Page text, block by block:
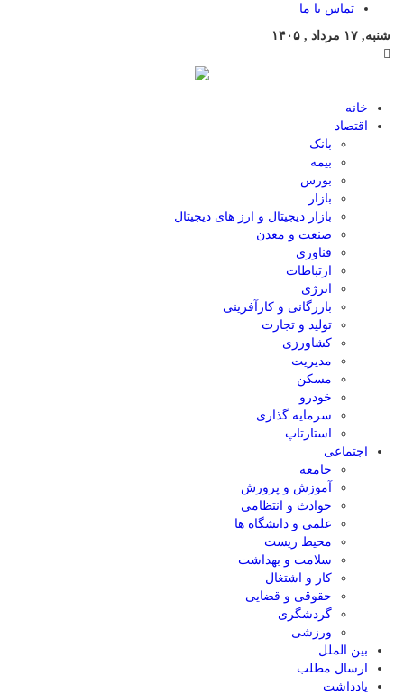
تماس با ما
شنبه, ۱۷ مرداد , ۱۴۰۵
خانه
اقتصاد
بانک
بیمه
بورس
بازار
بازار دیجیتال و ارز های دیجیتال
صنعت و معدن
فناوری
ارتباطات
انرژی
بازرگانی و کارآفرینی
تولید و تجارت
کشاورزی
مدیریت
مسکن
خودرو
سرمایه گذاری
استارتاپ
اجتماعی
جامعه
آموزش و پرورش
حوادث و انتظامی
علمی و دانشگاه ها
محیط زیست
سلامت و بهداشت
کار و اشتغال
حقوقی و قضایی
گردشگری
ورزشی
بین الملل
ارسال مطلب
یادداشت